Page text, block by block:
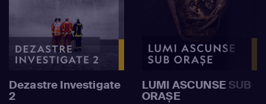
Dezastre Investigate
2
LUMI ASCUNSE SUB
ORAȘE